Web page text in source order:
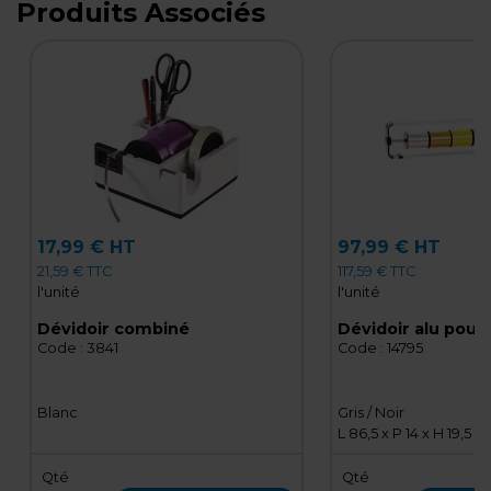
Produits Associés
17,99 € HT
21,59 € TTC
l'unité
Dévidoir combiné
Code : 3841
Blanc
Qté
97,99 € HT
117,59 € TTC
l'unité
Code : 14795
Gris / Noir
L 86,5 x P 14 x H 19,5
Qté